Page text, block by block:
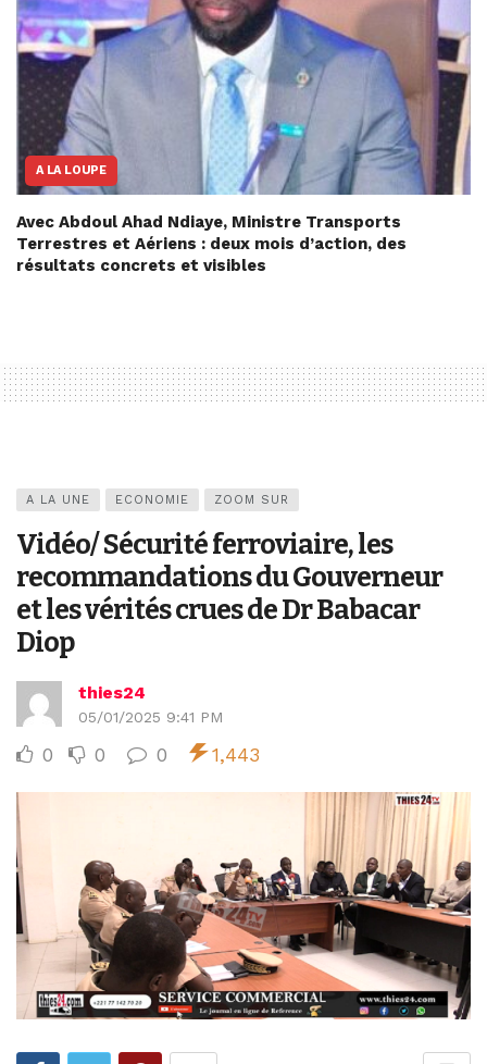
A LA LOUPE
Avec Abdoul Ahad Ndiaye, Ministre Transports
Terrestres et Aériens : deux mois d’action, des
résultats concrets et visibles
A LA UNE ECONOMIE ZOOM SUR
Vidéo/ Sécurité ferroviaire, les
recommandations du Gouverneur
et les vérités crues de Dr Babacar
Diop
thies24
05/01/2025 9:41 PM
0 0 0 1,443